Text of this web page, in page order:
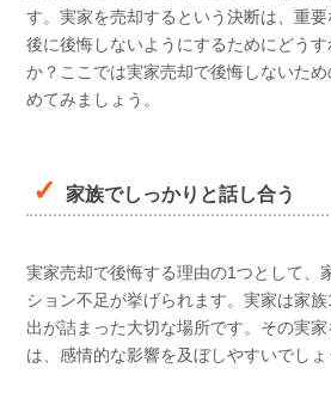
す。実家を売却するという決断は、重
後に後悔しないようにするためにどう
か？ここでは実家売却で後悔しないた
めてみましょう。
家族でしっかりと話し合う
実家売却で後悔する理由の1つとして、
ション不足が挙げられます。実家は家
出が詰まった大切な場所です。その実
は、感情的な影響を及ぼしやすいでしょ